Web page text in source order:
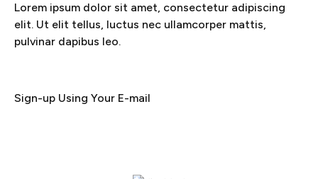
Lorem ipsum dolor sit amet, consectetur adipiscing
elit. Ut elit tellus, luctus nec ullamcorper mattis,
pulvinar dapibus leo.
Sign-up Using Your E-mail